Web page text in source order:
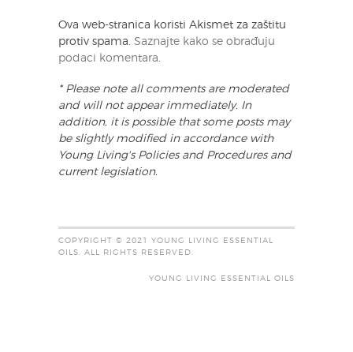
Ova web-stranica koristi Akismet za zaštitu
protiv spama. Saznajte kako se obrađuju
podaci komentara.
* Please note all comments are moderated
and will not appear immediately. In
addition, it is possible that some posts may
be slightly modified in accordance with
Young Living's Policies and Procedures and
current legislation.
COPYRIGHT © 2021 YOUNG LIVING ESSENTIAL
OILS. ALL RIGHTS RESERVED.
YOUNG LIVING ESSENTIAL OILS